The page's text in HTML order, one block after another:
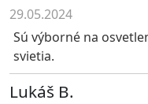
29.05.2024
Sú výborné na
svietia.
Lukáš B.